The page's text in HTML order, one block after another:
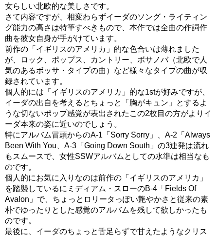
女らしい北欧的な美しさです。
さて内容ですが、相変わらずイーダのソング・ライティン
グ能力の高さは特筆すべきもので、本作では全曲の作詞作
曲を彼女自身が手がけています。
前作の「イギリスのアメリカ」的な色合いは薄れました
が、ロック、ポップス、カントリー、ボサノバ（北欧で人
気のあるボッサ・タイプの曲）など様々なタイプの曲が収
録されています。
個人的には「イギリスのアメリカ」的な1stが好みですが、
イーダの出自を考えるとちょっと「胸がキュン」とするよ
うな切ないポップ感覚が表出されたこの2枚目の方がよりイ
ーダ本来の姿に近いのでしょう。
特にアルバム冒頭からのA-1「Sorry Sorry」、A-2「Always
Been With You、A-3「Going Down South」の3連発は流れ
もスムースで、女性SSWアルバムとしての水準は相当なも
のです。
個人的にお気に入りなのは前作の「イギリスのアメリカ」
を踏襲しているにミディアム・スローのB-4「Fields Of
Avalon」で、ちょっとロリータっぽい艶やかさと従来の素
朴でゆったりとした感覚のアルバムを残して欲しかったも
のです。
最後に、イーダのちょっと舌足らずで甘えたようなクリス